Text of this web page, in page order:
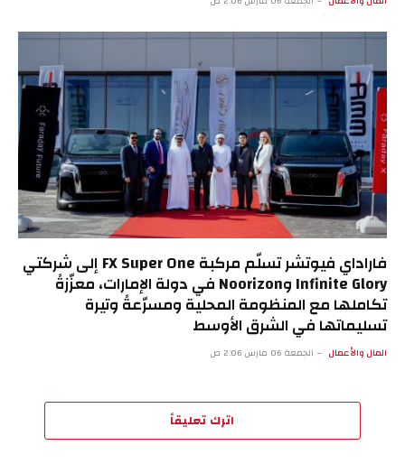
فاراداي فيوتشر تسلّم مركبة FX Super One إلى شركتي
Infinite Glory وNoorizon في دولة الإمارات، معزّزةً
تكاملها مع المنظومة المحلية ومسرّعةً وتيرة
تسليماتها في الشرق الأوسط
المال والأعمال الجمعة 06 مارس 2:06 ص
اترك تعليقاً